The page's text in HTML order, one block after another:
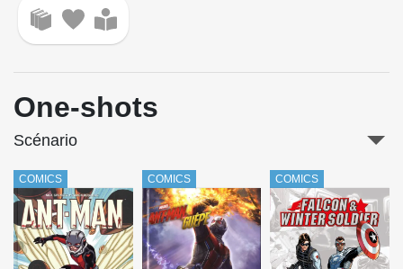
One-shots
Scénario
COMICS COMICS COMICS